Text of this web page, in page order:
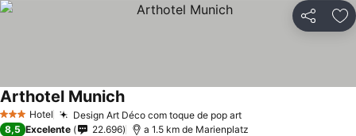
Partilhar
3 EstrelasHotel Design Art Déco com toque de pop art
Arthotel Munich
8,5 Excelente 22.696 a 1.5 km de Marienplatz